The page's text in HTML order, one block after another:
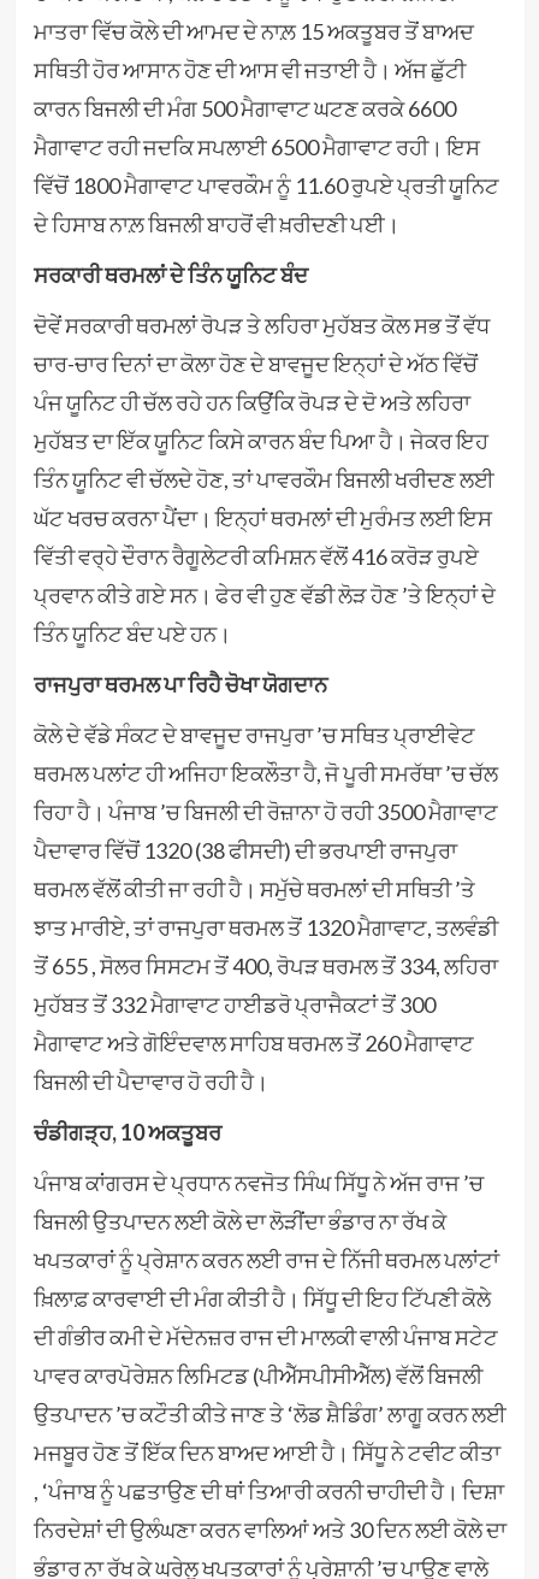
ਮਾਤਰਾ ਵਿੱਚ ਕੋਲੇ ਦੀ ਆਮਦ ਦੇ ਨਾਲ਼ 15 ਅਕਤੂਬਰ ਤੋਂ ਬਾਅਦ
ਸਥਿਤੀ ਹੋਰ ਆਸਾਨ ਹੋਣ ਦੀ ਆਸ ਵੀ ਜਤਾਈ ਹੈ। ਅੱਜ ਛੁੱਟੀ
ਕਾਰਨ ਬਿਜਲੀ ਦੀ ਮੰਗ 500 ਮੈਗਾਵਾਟ ਘਟਣ ਕਰਕੇ 6600
ਮੈਗਾਵਾਟ ਰਹੀ ਜਦਕਿ ਸਪਲਾਈ 6500 ਮੈਗਾਵਾਟ ਰਹੀ। ਇਸ
ਵਿੱਚੋਂ 1800 ਮੈਗਾਵਾਟ ਪਾਵਰਕੌਮ ਨੂੰ 11.60 ਰੁਪਏ ਪ੍ਰਤੀ ਯੂਨਿਟ
ਦੇ ਹਿਸਾਬ ਨਾਲ਼ ਬਿਜਲੀ ਬਾਹਰੋਂ ਵੀ ਖ਼ਰੀਦਣੀ ਪਈ।
ਸਰਕਾਰੀ ਥਰਮਲਾਂ ਦੇ ਤਿੰਨ ਯੂਨਿਟ ਬੰਦ
ਦੋਵੇਂ ਸਰਕਾਰੀ ਥਰਮਲਾਂ ਰੋਪੜ ਤੇ ਲਹਿਰਾ ਮੁਹੱਬਤ ਕੋਲ ਸਭ ਤੋਂ ਵੱਧ
ਚਾਰ-ਚਾਰ ਦਿਨਾਂ ਦਾ ਕੋਲਾ ਹੋਣ ਦੇ ਬਾਵਜੂਦ ਇਨ੍ਹਾਂ ਦੇ ਅੱਠ ਵਿੱਚੋਂ
ਪੰਜ ਯੂਨਿਟ ਹੀ ਚੱਲ ਰਹੇ ਹਨ ਕਿਉਂਕਿ ਰੋਪੜ ਦੇ ਦੋ ਅਤੇ ਲਹਿਰਾ
ਮੁਹੱਬਤ ਦਾ ਇੱਕ ਯੂਨਿਟ ਕਿਸੇ ਕਾਰਨ ਬੰਦ ਪਿਆ ਹੈ। ਜੇਕਰ ਇਹ
ਤਿੰਨ ਯੂਨਿਟ ਵੀ ਚੱਲਦੇ ਹੋਣ, ਤਾਂ ਪਾਵਰਕੌਮ ਬਿਜਲੀ ਖਰੀਦਣ ਲਈ
ਘੱਟ ਖਰਚ ਕਰਨਾ ਪੈਂਦਾ। ਇਨ੍ਹਾਂ ਥਰਮਲਾਂ ਦੀ ਮੁਰੰਮਤ ਲਈ ਇਸ
ਵਿੱਤੀ ਵਰ੍ਹੇ ਦੌਰਾਨ ਰੈਗੂਲੇਟਰੀ ਕਮਿਸ਼ਨ ਵੱਲੋਂ 416 ਕਰੋੜ ਰੁਪਏ
ਪ੍ਰਵਾਨ ਕੀਤੇ ਗਏ ਸਨ। ਫੇਰ ਵੀ ਹੁਣ ਵੱਡੀ ਲੋੜ ਹੋਣ ’ਤੇ ਇਨ੍ਹਾਂ ਦੇ
ਤਿੰਨ ਯੂਨਿਟ ਬੰਦ ਪਏ ਹਨ।
ਰਾਜਪੁਰਾ ਥਰਮਲ ਪਾ ਰਿਹੈ ਚੋਖਾ ਯੋਗਦਾਨ
ਕੋਲੇ ਦੇ ਵੱਡੇ ਸੰਕਟ ਦੇ ਬਾਵਜੂਦ ਰਾਜਪੁਰਾ ’ਚ ਸਥਿਤ ਪ੍ਰਾਈਵੇਟ
ਥਰਮਲ ਪਲਾਂਟ ਹੀ ਅਜਿਹਾ ਇਕਲੌਤਾ ਹੈ, ਜੋ ਪੂਰੀ ਸਮਰੱਥਾ ’ਚ ਚੱਲ
ਰਿਹਾ ਹੈ। ਪੰਜਾਬ ’ਚ ਬਿਜਲੀ ਦੀ ਰੋਜ਼ਾਨਾ ਹੋ ਰਹੀ 3500 ਮੈਗਾਵਾਟ
ਪੈਦਾਵਾਰ ਵਿੱਚੋਂ 1320 (38 ਫੀਸਦੀ) ਦੀ ਭਰਪਾਈ ਰਾਜਪੁਰਾ
ਥਰਮਲ ਵੱਲੋਂ ਕੀਤੀ ਜਾ ਰਹੀ ਹੈ। ਸਮੁੱਚੇ ਥਰਮਲਾਂ ਦੀ ਸਥਿਤੀ ’ਤੇ
ਝਾਤ ਮਾਰੀਏ, ਤਾਂ ਰਾਜਪੁਰਾ ਥਰਮਲ ਤੋਂ 1320 ਮੈਗਾਵਾਟ, ਤਲਵੰਡੀ
ਤੋਂ 655 , ਸੋਲਰ ਸਿਸਟਮ ਤੋਂ 400, ਰੋਪੜ ਥਰਮਲ ਤੋਂ 334, ਲਹਿਰਾ
ਮੁਹੱਬਤ ਤੋਂ 332 ਮੈਗਾਵਾਟ ਹਾਈਡਰੋ ਪ੍ਰਾਜੈਕਟਾਂ ਤੋਂ 300
ਮੈਗਾਵਾਟ ਅਤੇ ਗੋਇੰਦਵਾਲ ਸਾਹਿਬ ਥਰਮਲ ਤੋਂ 260 ਮੈਗਾਵਾਟ
ਬਿਜਲੀ ਦੀ ਪੈਦਾਵਾਰ ਹੋ ਰਹੀ ਹੈ।
ਚੰਡੀਗੜ੍ਹ, 10 ਅਕਤੂਬਰ
ਪੰਜਾਬ ਕਾਂਗਰਸ ਦੇ ਪ੍ਰਧਾਨ ਨਵਜੋਤ ਸਿੰਘ ਸਿੱਧੂ ਨੇ ਅੱਜ ਰਾਜ ’ਚ
ਬਿਜਲੀ ਉਤਪਾਦਨ ਲਈ ਕੋਲੇ ਦਾ ਲੋੜੀਂਦਾ ਭੰਡਾਰ ਨਾ ਰੱਖ ਕੇ
ਖਪਤਕਾਰਾਂ ਨੂੰ ਪ੍ਰੇਸ਼ਾਨ ਕਰਨ ਲਈ ਰਾਜ ਦੇ ਨਿੱਜੀ ਥਰਮਲ ਪਲਾਂਟਾਂ
ਖ਼ਿਲਾਫ਼ ਕਾਰਵਾਈ ਦੀ ਮੰਗ ਕੀਤੀ ਹੈ। ਸਿੱਧੂ ਦੀ ਇਹ ਟਿੱਪਣੀ ਕੋਲੇ
ਦੀ ਗੰਭੀਰ ਕਮੀ ਦੇ ਮੱਦੇਨਜ਼ਰ ਰਾਜ ਦੀ ਮਾਲਕੀ ਵਾਲੀ ਪੰਜਾਬ ਸਟੇਟ
ਪਾਵਰ ਕਾਰਪੋਰੇਸ਼ਨ ਲਿਮਿਟਡ (ਪੀਐੱਸਪੀਸੀਐੱਲ) ਵੱਲੋਂ ਬਿਜਲੀ
ਉਤਪਾਦਨ ’ਚ ਕਟੌਤੀ ਕੀਤੇ ਜਾਣ ਤੇ ‘ਲੋਡ ਸ਼ੈਡਿੰਗ’ ਲਾਗੂ ਕਰਨ ਲਈ
ਮਜਬੂਰ ਹੋਣ ਤੋਂ ਇੱਕ ਦਿਨ ਬਾਅਦ ਆਈ ਹੈ। ਸਿੱਧੂ ਨੇ ਟਵੀਟ ਕੀਤਾ
, ‘ਪੰਜਾਬ ਨੂੰ ਪਛਤਾਉਣ ਦੀ ਥਾਂ ਤਿਆਰੀ ਕਰਨੀ ਚਾਹੀਦੀ ਹੈ। ਦਿਸ਼ਾ
ਨਿਰਦੇਸ਼ਾਂ ਦੀ ਉਲੰਘਣਾ ਕਰਨ ਵਾਲਿਆਂ ਅਤੇ 30 ਦਿਨ ਲਈ ਕੋਲੇ ਦਾ
ਭੰਡਾਰ ਨਾ ਰੱਖ ਕੇ ਘਰੇਲੂ ਖਪਤਕਾਰਾਂ ਨੂੰ ਪ੍ਰੇਸ਼ਾਨੀ ’ਚ ਪਾਉਣ ਵਾਲੇ